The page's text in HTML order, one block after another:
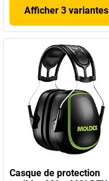
Afficher 3 variantes
Casque de protection